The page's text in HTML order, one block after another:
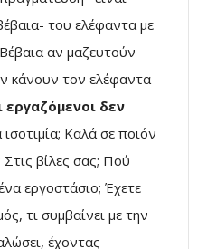
του ελέφαντα με
αν μαζευτούν
κάνουν τον ελέφαντα
εργαζόμενοι δεν
ισοτιμία; Καλά σε ποιόν
βίλες σας; Πού
εργοστάσιο; Έχετε
τι συμβαίνει με την
έχοντας